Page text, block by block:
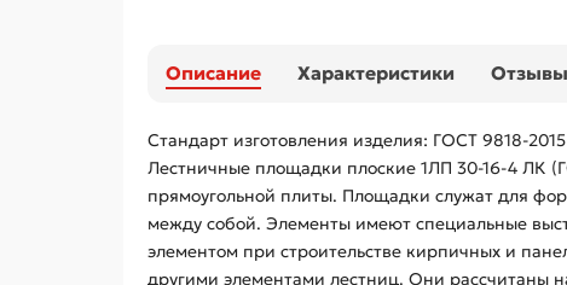
Описание Характеристики Отзывы
Стандарт изготовления изделия: ГОСТ 9818-2015
Лестничные площадки плоские 1ЛП 30-16-4 ЛК
прямоугольной плиты. Площадки служат для
между собой. Элементы имеют специальные
элементом при строительстве кирпичных и
другими элементами лестниц. Они рассчитаны